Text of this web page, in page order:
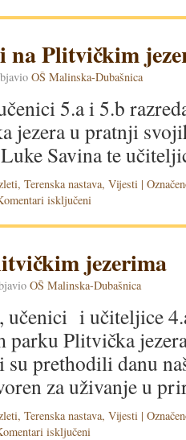
na Plitvičkim
OŠ Malinska-Dubašnica
5.a i 5.b
jezera u pratnji
Savina te
, Terenska nastava, Vijesti |
isključeni
jezerima
OŠ Malinska-Dubašnica
učenici i učiteljice
parku Plitvička
prethodili danu
za uživanje u
, Terenska nastava, Vijesti |
isključeni